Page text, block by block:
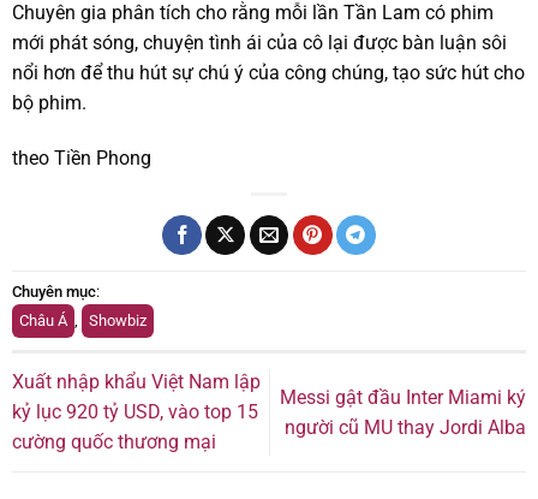
Chuyên gia phân tích cho rằng mỗi lần Tần Lam có phim
mới phát sóng, chuyện tình ái của cô lại được bàn luận sôi
nổi hơn để thu hút sự chú ý của công chúng, tạo sức hút cho
bộ phim.
theo Tiền Phong
Chuyên mục:
Châu Á
Showbiz
Xuất nhập khẩu Việt Nam lập
kỷ lục 920 tỷ USD, vào top 15
cường quốc thương mại
Messi gật đầu Inter Miami ký
người cũ MU thay Jordi Alba